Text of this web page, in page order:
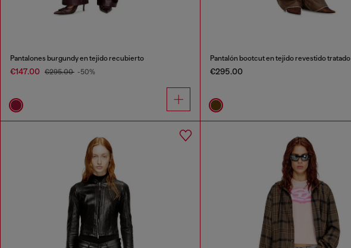
Pantalones burgundy en tejido recubierto
€147.00 €295.00 -50%
Pantalón bootcut en tejido revestido tratado
€295.00